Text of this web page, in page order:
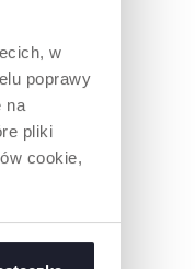
w
poprawy
na
pliki
cookie,